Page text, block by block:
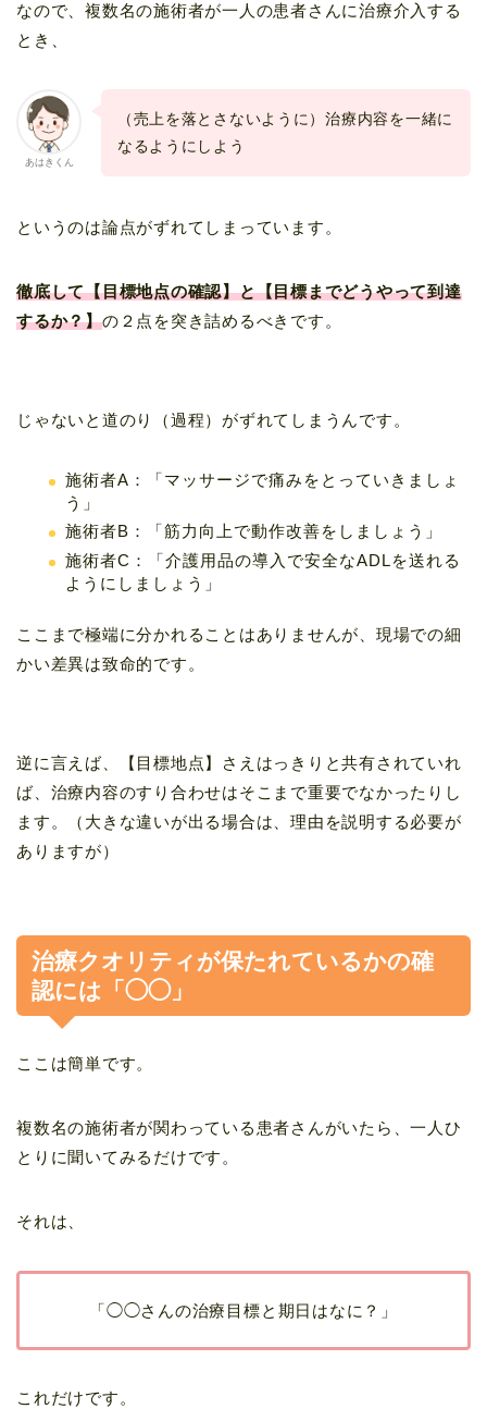
なので、複数名の施術者が一人の患者さんに治療介入する
とき、
あはきくん
（売上を落とさないように）治療内容を一緒に
なるようにしよう
というのは論点がずれてしまっています。
徹底して【目標地点の確認】と【目標までどうやって到達
するか？】の２点を突き詰めるべきです。
じゃないと道のり（過程）がずれてしまうんです。
施術者A：「マッサージで痛みをとっていきましょ
う」
施術者B：「筋力向上で動作改善をしましょう」
施術者C：「介護用品の導入で安全なADLを送れる
ようにしましょう」
ここまで極端に分かれることはありませんが、現場での細
かい差異は致命的です。
逆に言えば、【目標地点】さえはっきりと共有されていれ
ば、治療内容のすり合わせはそこまで重要でなかったりし
ます。（大きな違いが出る場合は、理由を説明する必要が
ありますが）
治療クオリティが保たれているかの確
認には「◯◯」
ここは簡単です。
複数名の施術者が関わっている患者さんがいたら、一人ひ
とりに聞いてみるだけです。
それは、
「◯◯さんの治療目標と期日はなに？」
これだけです。